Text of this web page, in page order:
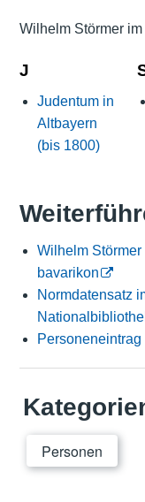
Wilhelm Störmer
J
Judentum in
Altbayern
(bis 1800)
Wilhelm
bavarikon
Normdatensatz
Personen